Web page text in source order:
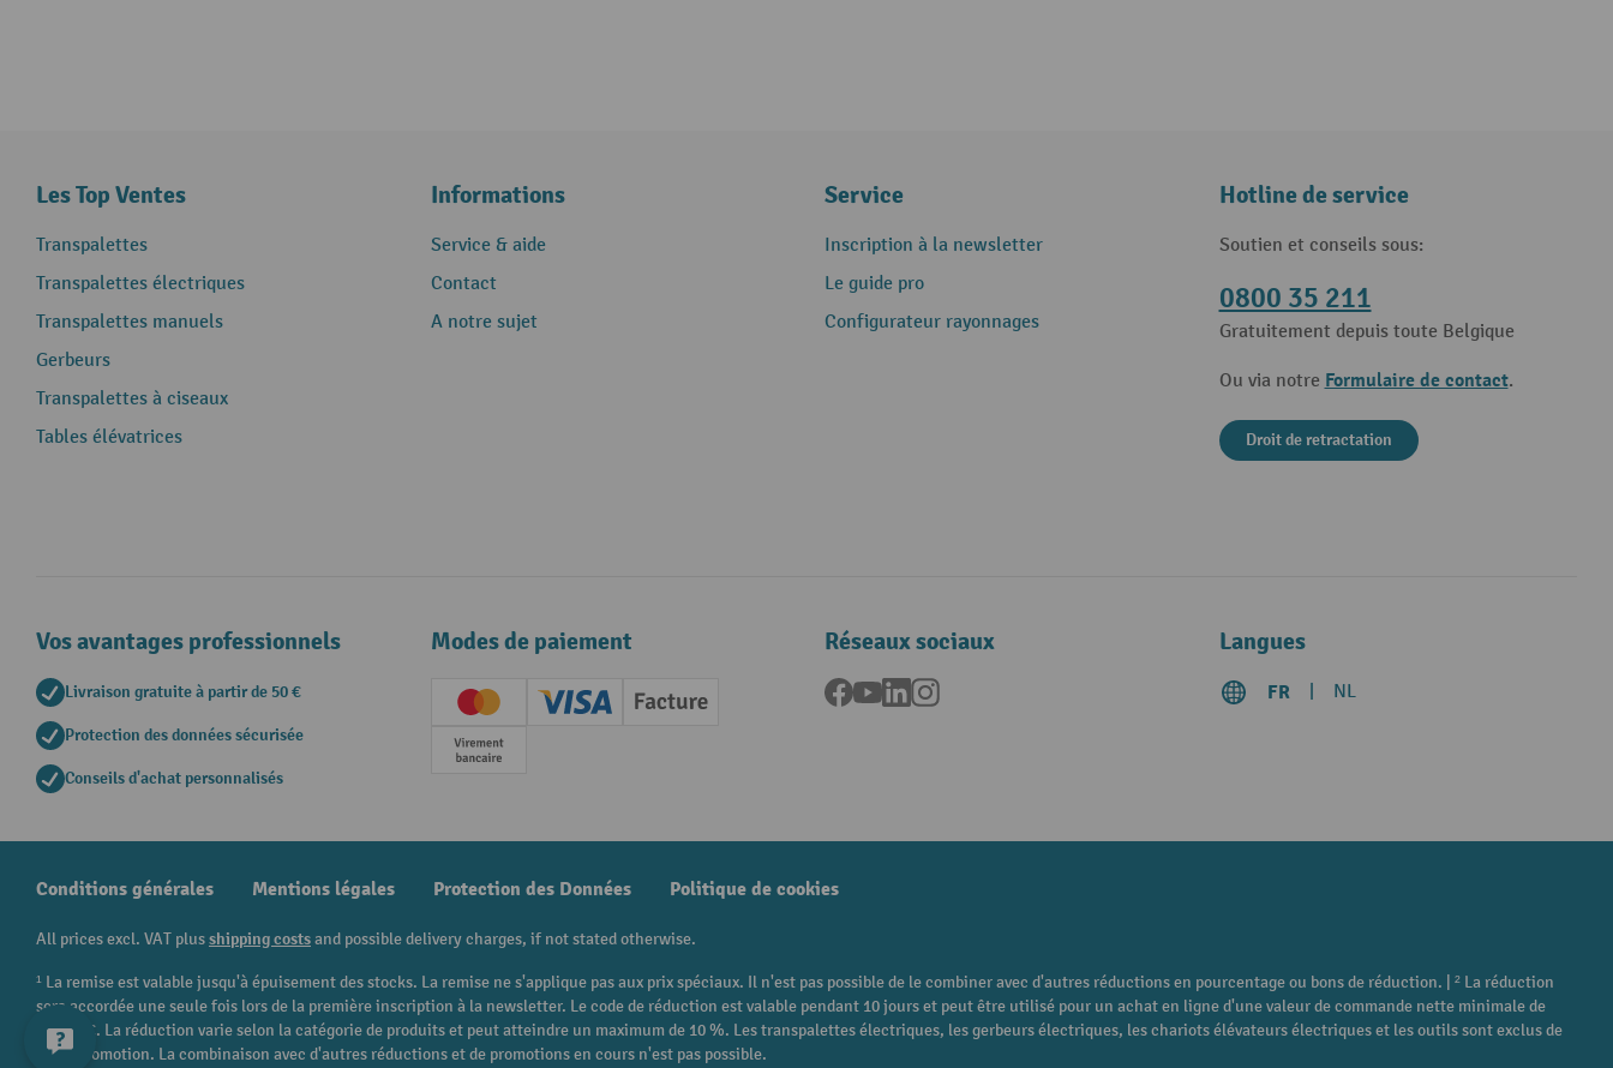
Les Top Ventes
Transpalettes
Transpalettes électriques
Transpalettes manuels
Gerbeurs
Transpalettes à ciseaux
Tables élévatrices
Informations
Service & aide
Contact
A notre sujet
Service
Inscription à la newsletter
Le guide pro
Configurateur rayonnages
Hotline de service
Soutien et conseils sous:
0800 35 211
Gratuitement depuis toute Belgique
Ou via notre Formulaire de contact.
Droit de retractation
Vos avantages professionnels
Livraison gratuite à partir de 50 €
Protection des données sécurisée
Conseils d'achat personnalisés
Modes de paiement
Creditcard (Master)Creditcard (Visa)
Facture
Paiement anticipé
Réseaux sociaux
Facebook
YouTubeLinkedInInstagram
Langues
FR NL
Conditions générales Mentions légales Protection des Données Politique de cookies
All prices excl. VAT plusshipping costsand possible delivery charges, if not stated otherwise.
¹ La remise est valable jusqu'à épuisement des stocks. La remise ne s'applique pas aux prix spéciaux. Il n'est pas possible de le combiner avec d'autres réductions en pourcentage ou bons de réduction. | ² La réduction
sera accordée une seule fois lors de la première inscription à la newsletter. Le code de réduction est valable pendant 10 jours et peut être utilisé pour un achat en ligne d'une valeur de commande nette minimale de
250,00 €. La réduction varie selon la catégorie de produits et peut atteindre un maximum de 10 %. Les transpalettes électriques, les gerbeurs électriques, les chariots élévateurs électriques et les outils sont exclus de
cette promotion. La combinaison avec d'autres réductions et de promotions en cours n'est pas possible.